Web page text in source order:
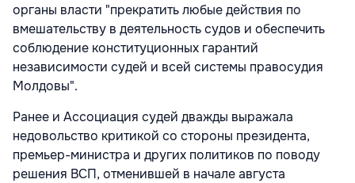
органы власти "прекратить любые действия по
вмешательству в деятельность судов и обеспечить
соблюдение конституционных гарантий
независимости судей и всей системы правосудия
Молдовы".
Ранее и Ассоциация судей дважды выражала
недовольство критикой со стороны президента,
премьер-министра и других политиков по поводу
решения ВСП, отменившей в начале августа